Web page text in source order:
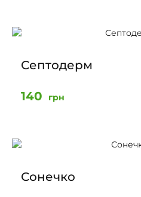
Септодерм
140 грн
Сонечко